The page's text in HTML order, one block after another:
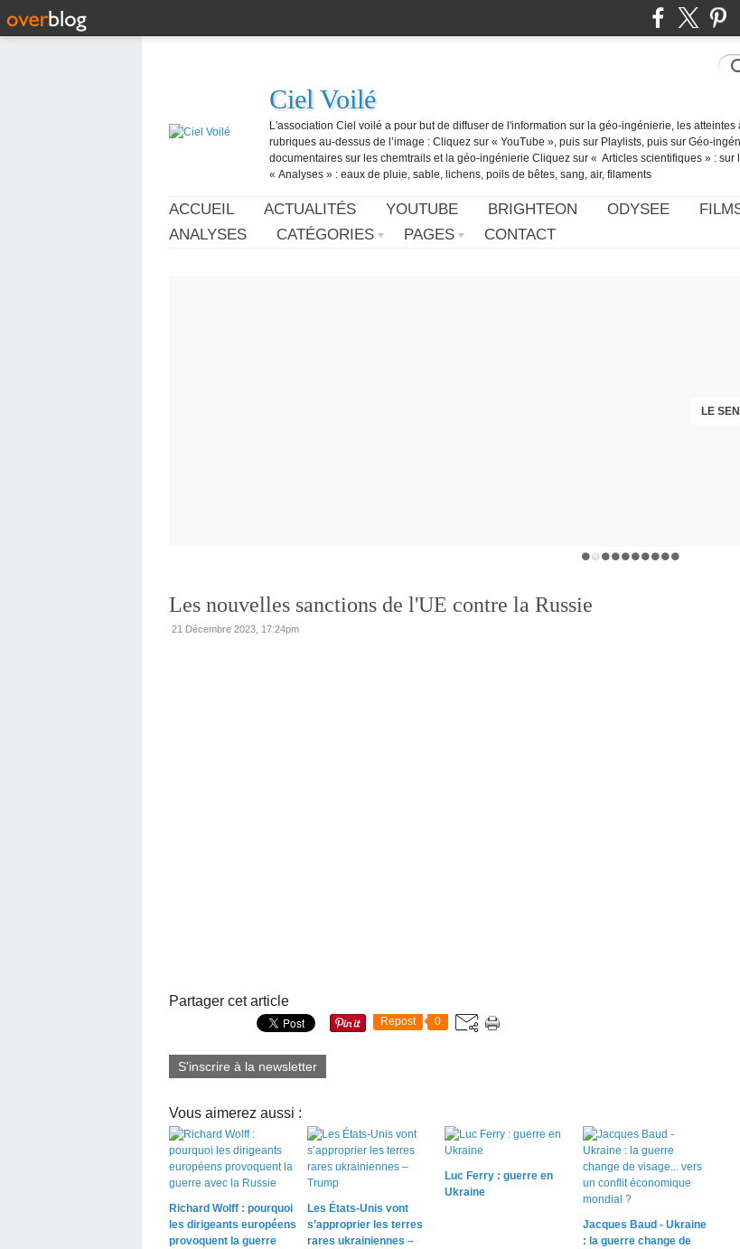
Ciel Voilé
L'association Ciel voilé a pour but de diffuser de l'information sur la géo-ingénierie, les
rubriques au-dessus de l’image : Cliquez sur « YouTube », puis sur Playlists, puis sur Géo-
documentaires sur les chemtrails et la géo-ingénierie Cliquez sur « Articles scientifiques » :
« Analyses » : eaux de pluie, sable, lichens, poils de bêtes, sang, air, filaments
ACCUEIL ACTUALITÉS YOUTUBE BRIGHTEON ODYSEE
ANALYSES
CATÉGORIES PAGES CONTACT
LE
Les nouvelles sanctions de l'UE contre la Russie
21 Décembre 2023, 17:24pm
Partager cet article
Repost 0
S'inscrire à la newsletter
Vous aimerez aussi :
Richard Wolff : pourquoi
les dirigeants européens
provoquent la guerre
Les États-Unis vont
s’approprier les terres
rares ukrainiennes –
Luc Ferry : guerre en
Ukraine
Jacques Baud - Ukraine
: la guerre change de